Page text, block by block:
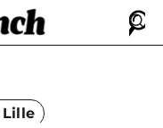
Lille